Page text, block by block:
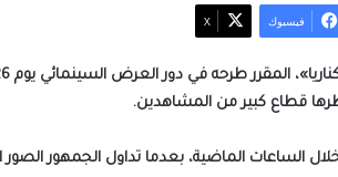
فيسبوك ‫X
قطاع كبير من المشاهدين.
الساعات الماضية، بعدما تداول الجمهور